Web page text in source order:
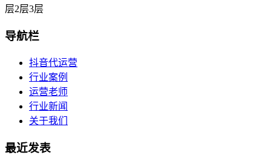
层2层3层
导航栏
抖音代运营
行业案例
运营老师
行业新闻
关于我们
最近发表